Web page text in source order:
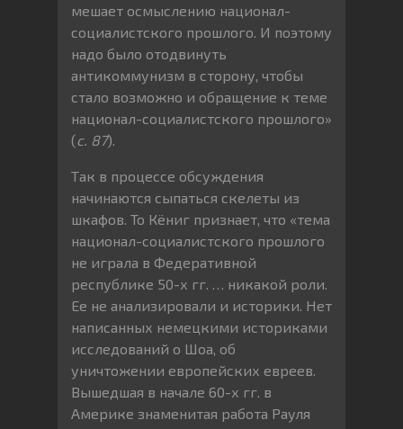
мешает осмыслению национал-
социалистского прошлого. И поэтому
надо было отодвинуть
антикоммунизм в сторону, чтобы
стало возможно и обращение к теме
национал-социалистского прошлого»
(с. 87).
Так в процессе обсуждения
начинаются сыпаться скелеты из
шкафов. То Кёниг признает, что «тема
национал-социалистского прошлого
не играла в Федеративной
республике 50-х гг. … никакой роли.
Ее не анализировали и историки. Нет
написанных немецкими историками
исследований о Шоа, об
уничтожении европейских евреев.
Вышедшая в начале 60-х гг. в
Америке знаменитая работа Рауля